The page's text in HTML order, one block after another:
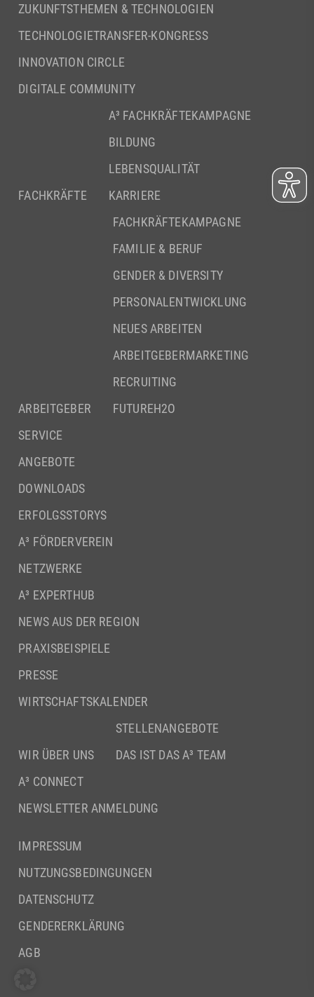
ZUKUNFTSTHEMEN & TECHNOLOGIEN
TECHNOLOGIETRANSFER-KONGRESS
INNOVATION CIRCLE
DIGITALE COMMUNITY
FACHKRÄFTE
A³ FACHKRÄFTEKAMPAGNE
BILDUNG
LEBENSQUALITÄT
KARRIERE
ARBEITGEBER
FACHKRÄFTEKAMPAGNE
FAMILIE & BERUF
GENDER & DIVERSITY
PERSONALENTWICKLUNG
NEUES ARBEITEN
ARBEITGEBERMARKETING
RECRUITING
FUTUREH2O
SERVICE
ANGEBOTE
DOWNLOADS
ERFOLGSSTORYS
A³ FÖRDERVEREIN
NETZWERKE
A³ EXPERTHUB
NEWS AUS DER REGION
PRAXISBEISPIELE
PRESSE
WIRTSCHAFTSKALENDER
WIR ÜBER UNS
STELLENANGEBOTE
DAS IST DAS A³ TEAM
A³ CONNECT
NEWSLETTER ANMELDUNG
IMPRESSUM
NUTZUNGSBEDINGUNGEN
DATENSCHUTZ
GENDERERKLÄRUNG
AGB